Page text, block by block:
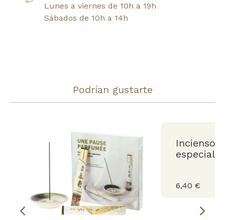
Lunes a viernes de 10h a 19h
Sábados de 10h a 14h
Podrían gustarte
Incienso
especial
6,40 €